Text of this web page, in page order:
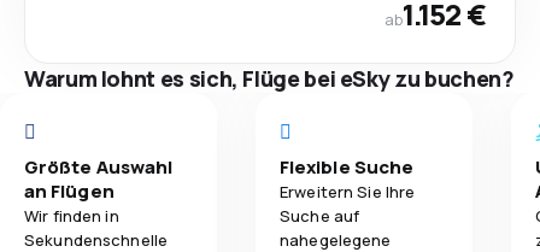
ab1.152 €
Warum lohnt es sich, Flüge bei eSky zu buchen?
Größte Auswahl
an Flügen
Wir finden in
Sekundenschnelle
Flexible Suche
Erweitern Sie Ihre
Suche auf
nahegelegene